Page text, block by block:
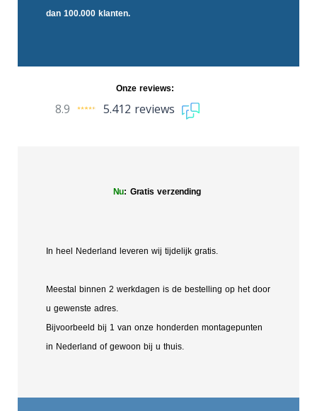
dan 100.000 klanten.
Onze reviews:
8.9 5.412 reviews
Nu: Gratis verzending
In heel Nederland leveren wij tijdelijk gratis.
Meestal binnen 2 werkdagen is de bestelling op het door
u gewenste adres.
Bijvoorbeeld bij 1 van onze honderden montagepunten
in Nederland of gewoon bij u thuis.